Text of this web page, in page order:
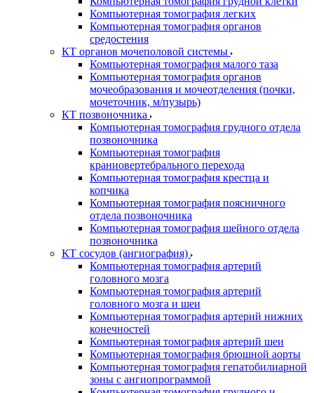
Компьютерная томография легких
Компьютерная томография органов
средостения
КТ органов мочеполовой системы
Компьютерная томография малого таза
Компьютерная томография органов
мочеобразования и мочеотделения (почки,
мочеточник, м/пузырь)
КТ позвоночника
Компьютерная томография грудного отдела
позвоночника
Компьютерная томография
краниовертебрального перехода
Компьютерная томография крестца и
копчика
Компьютерная томография поясничного
отдела позвоночника
Компьютерная томография шейного отдела
позвоночника
КТ сосудов (ангиография)
Компьютерная томография артерий
головного мозга
Компьютерная томография артерий
головного мозга и шеи
Компьютерная томография артерий нижних
конечностей
Компьютерная томография артерий шеи
Компьютерная томография брюшной аорты
Компьютерная томография гепатобилиарной
зоны с ангиопрограммой